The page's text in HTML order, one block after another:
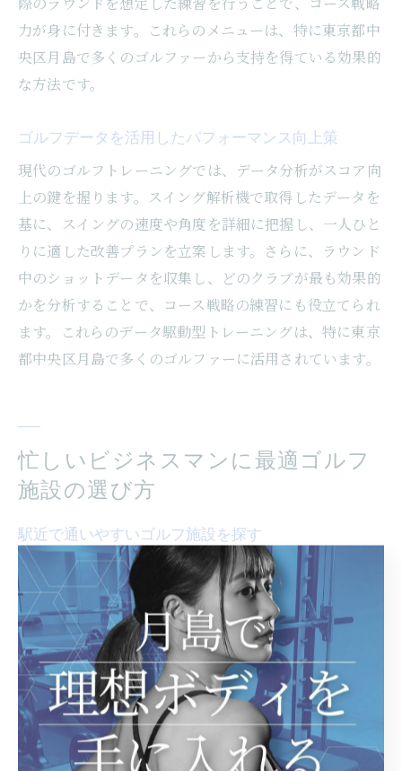
力が身に付きます。これらのメニューは、特に東京都中
央区月島で多くのゴルファーから支持を得ている効果的
な方法です。
ゴルフデータを活用したパフォーマンス向上策
現代のゴルフトレーニングでは、データ分析がスコア向
上の鍵を握ります。スイング解析機で取得したデータを
基に、スイングの速度や角度を詳細に把握し、一人ひと
りに適した改善プランを立案します。さらに、ラウンド
中のショットデータを収集し、どのクラブが最も効果的
かを分析することで、コース戦略の練習にも役立てられ
ます。これらのデータ駆動型トレーニングは、特に東京
都中央区月島で多くのゴルファーに活用されています。
忙しいビジネスマンに最適ゴルフ
施設の選び方
駅近で通いやすいゴルフ施設を探す
東京都中央区月島でゴルフを楽しむなら、アクセスの良
さは重要なポイントです。月島駅から徒歩数分の距離に
あるゴルフ施設は、通勤や仕事帰りにも気軽に立ち寄れ
るため、忙しいビジネスマンにとって非常に便利です。
周辺には飲食店も多く、ラウンド後の食事や休憩に困る
ことはありません。また、駅近の施設は頻繁に訪れる方
にとっても時間の節約になります。特に、ゴルフスクー
ルでは最新のスイング解析機を用いたレッスンが受けら